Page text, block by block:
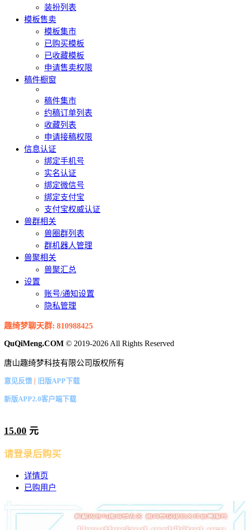
装扮列表
模板售卖
模板集市
已购买模板
已收藏模板
申请售卖权限
稿件橱窗
稿件集市
约稿订单列表
收藏列表
申请接稿权限
信息认证
绑定手机号
实名认证
绑定微信号
绑定支付宝
支付宝权威认证
兽群相关
兽圈群列表
群机器人管理
兽聚相关
兽聚汇总
设置
账号/通知设置
隐私管理
趣绮梦聊天群: 810988425
QuQiMeng.COM © 2019-2026 All Rights Reserved
唐山趣绮梦科技有限公司版权所有
意见反馈 | 旧版APP下载
新版APP2.0客户端下载
15.00 元
请登录后购买
详情页
已购用户